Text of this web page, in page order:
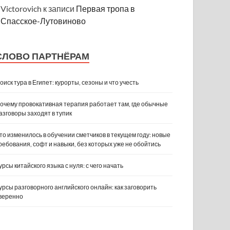
Victorovich к записи Первая тропа в
Спасское-Лутовиново
ПАРТНЁРАМ
тура в Египет: курорты, сезоны и что учесть
провокативная терапия работает там, где обычные
заходят в тупик
изменилось в обучении сметчиков в текущем году: новые
софт и навыки, без которых уже не обойтись
китайского языка с нуля: с чего начать
разговорного английского онлайн: как заговорить